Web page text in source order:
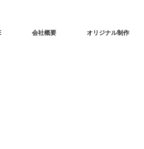
会社概要 オリジナル制作